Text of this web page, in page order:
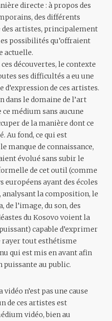
directe : à propos des
des différents
artistes, principalement
possibilités qu’offraient
actuelle.
découvertes, le contexte
ses difficultés a eu une
de ces artistes.
dans le domaine de l’art
médium sans aucune
de la manière dont ce
Au fond, ce qui est
manque de connaissance,
évolué sans subir le
de cet outil (comme
européens ayant des écoles
analysant la composition, le
de l’image, du son, des
du Kosovo voient la
capable d’exprimer
rayer tout esthétisme
qui est mis en avant afin
au public.
n’est pas une cause
de ces artistes est
vidéo, bien au